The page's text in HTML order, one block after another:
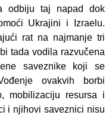
odbiju taj napad dok
Ukrajini i Izraelu.
rat na najmanje tri
tada vodila razvučena
saveznike koji se
ovakvih borbi
mobilizaciju resursa i
i njihovi saveznici nisu